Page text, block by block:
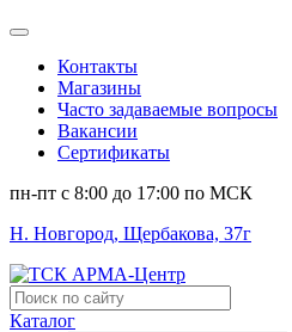
Контакты
Магазины
Часто задаваемые вопросы
Вакансии
Сертификаты
пн-пт c 8:00 до 17:00 по МСК
Н. Новгород, Щербакова, 37г
Поиск
...
Каталог